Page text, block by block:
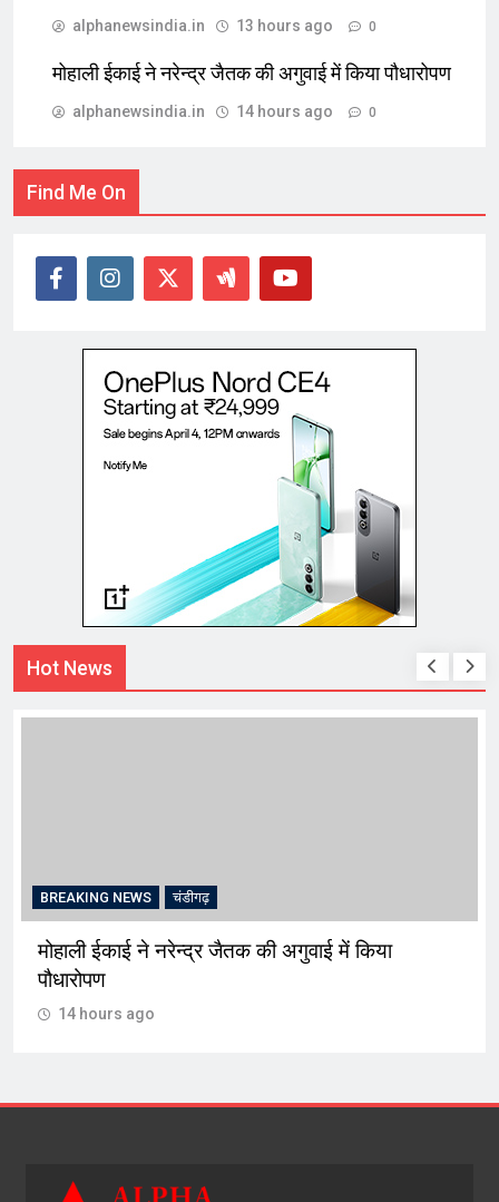
alphanewsindia.in 13 hours ago 0
मोहाली ईकाई ने नरेन्द्र जैतक की अगुवाई में किया पौधारोपण
alphanewsindia.in 14 hours ago 0
Find Me On
Hot News
BREAKING NEWS
श्री हरि सिमरन सेवा समिति की श्रीमद्भागवत कथा से पूर्व
कलश शोभायात्रा आज 02:00 बजे
14 hours ago